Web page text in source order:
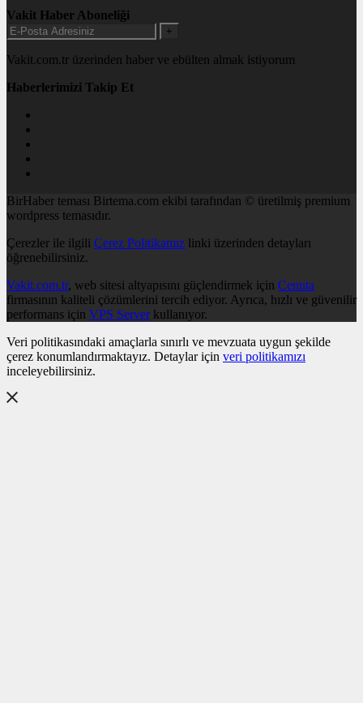
Vakit Haber Aboneliği
+
Vakit.com.tr üzerinden haber ve ebülten almak istiyorum
Haberlerimizi Takip Et
BirHaber teması Birtema.com ekibi tarafından © üretilmiş premium
wordpress temasıdır.
Çerezler ile ilgili Çerez Politikamız linki üzerinden detayları
öğrenebilirsiniz.
Vakit.com.tr, web sitesi altyapısını güçlendirmek için Cenuta
firmasının kaliteli çözümlerini tercih ediyor. Ayrıca, hızlı ve güvenilir
performans için VPS Serverkullanıyor.
Veri politikasındaki amaçlarla sınırlı ve mevzuata uygun şekilde
çerez konumlandırmaktayız. Detaylar için veri politikamızı
inceleyebilirsiniz.